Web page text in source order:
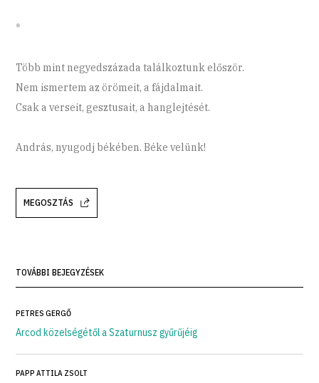
*
Több mint negyedszázada találkoztunk először.
Nem ismertem az örömeit, a fájdalmait.
Csak a verseit, gesztusait, a hanglejtését.
András, nyugodj békében. Béke velünk!
MEGOSZTÁS
TOVÁBBI BEJEGYZÉSEK
PETRES GERGŐ
Arcod közelségétől a Szaturnusz gyűrűjéig
PAPP ATTILA ZSOLT